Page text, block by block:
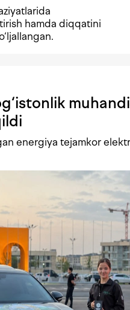
hamda diqqatini
energiya tejamkor